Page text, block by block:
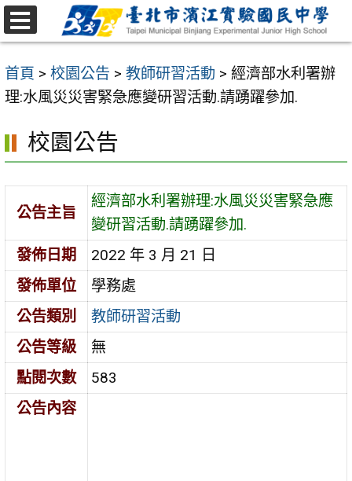
跳
至
要
內
區
首頁 > 校園公告 > 教師研習活動 > 經濟部水利署辦
理:水風災災害緊急應變研習活動.請踴躍參加.
校園公告
公告主旨
經濟部水利署辦理:水風災災害緊急應
變研習活動.請踴躍參加.
發佈日期
2022 年 3 月 21 日
發佈單位
學務處
公告類別
教師研習活動
公告等級
無
點閱次數
583
公告內容
選
單